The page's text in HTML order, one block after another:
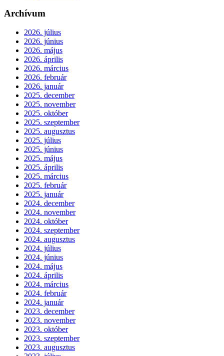
Archívum
2026. július
2026. június
2026. május
2026. április
2026. március
2026. február
2026. január
2025. december
2025. november
2025. október
2025. szeptember
2025. augusztus
2025. július
2025. június
2025. május
2025. április
2025. március
2025. február
2025. január
2024. december
2024. november
2024. október
2024. szeptember
2024. augusztus
2024. július
2024. június
2024. május
2024. április
2024. március
2024. február
2024. január
2023. december
2023. november
2023. október
2023. szeptember
2023. augusztus